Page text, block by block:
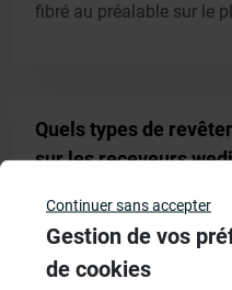
fibré au préalable sur le
Quels types de
sur les receveurs
Résultats - page
Continuer sans accepter
Gestion de vos
de cookies